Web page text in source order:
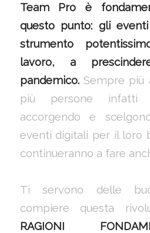
Team Pro è
questo punto: gli
strumento
lavoro, a
pandemico. Sempre più
più persone
accorgendo e
eventi digitali per il loro
continueranno a fare
Ti servono delle
compiere questa
RAGIONI